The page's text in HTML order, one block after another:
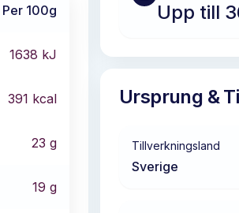
Per 100g
1638 kJ
391 kcal
23 g
19 g
Upp till
Ursprung &
Tillverkningsland
Sverige